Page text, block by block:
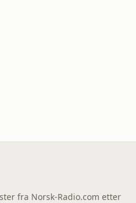
fra Norsk-Radio.com etter